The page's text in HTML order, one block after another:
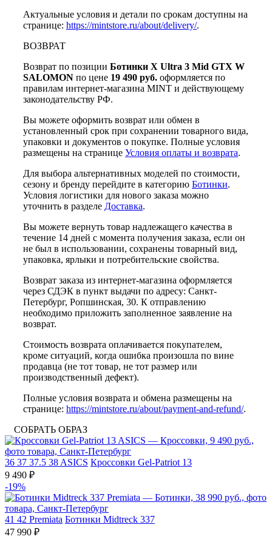
Актуальные условия и детали по срокам доступны на
странице: https://mintstore.ru/about/delivery/.
ВОЗВРАТ
Возврат по позиции Ботинки X Ultra 3 Mid GTX W
SALOMON по цене 19 490 руб. оформляется по
правилам интернет-магазина MINT и действующему
законодательству РФ.
Вы можете оформить возврат или обмен в
установленный срок при сохранении товарного вида,
упаковки и документов о покупке. Полные условия
размещены на странице Условия оплаты и возврата.
Для выбора альтернативных моделей по стоимости,
сезону и бренду перейдите в категорию Ботинки.
Условия логистики для нового заказа можно
уточнить в разделе Доставка.
Вы можете вернуть товар надлежащего качества в
течение 14 дней с момента получения заказа, если он
не был в использовании, сохранены товарный вид,
упаковка, ярлыки и потребительские свойства.
Возврат заказа из интернет-магазина оформляется
через СДЭК в пункт выдачи по адресу: Санкт-
Петербург, Ропшинская, 30. К отправлению
необходимо приложить заполненное заявление на
возврат.
Стоимость возврата оплачивается покупателем,
кроме ситуаций, когда ошибка произошла по вине
продавца (не тот товар, не тот размер или
производственный дефект).
Полные условия возврата и обмена размещены на
странице: https://mintstore.ru/about/payment-and-refund/.
СОБРАТЬ ОБРАЗ
36 37 37.5 38 ASICS Кроссовки Gel-Patriot 13
9 490 ₽
-19%
41 42 Premiata Ботинки Midtreck 337
47 990 ₽